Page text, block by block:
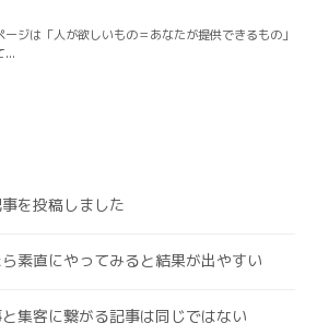
を投稿しました
素直にやってみると結果が出やすい
集客に繋がる記事は同じではない